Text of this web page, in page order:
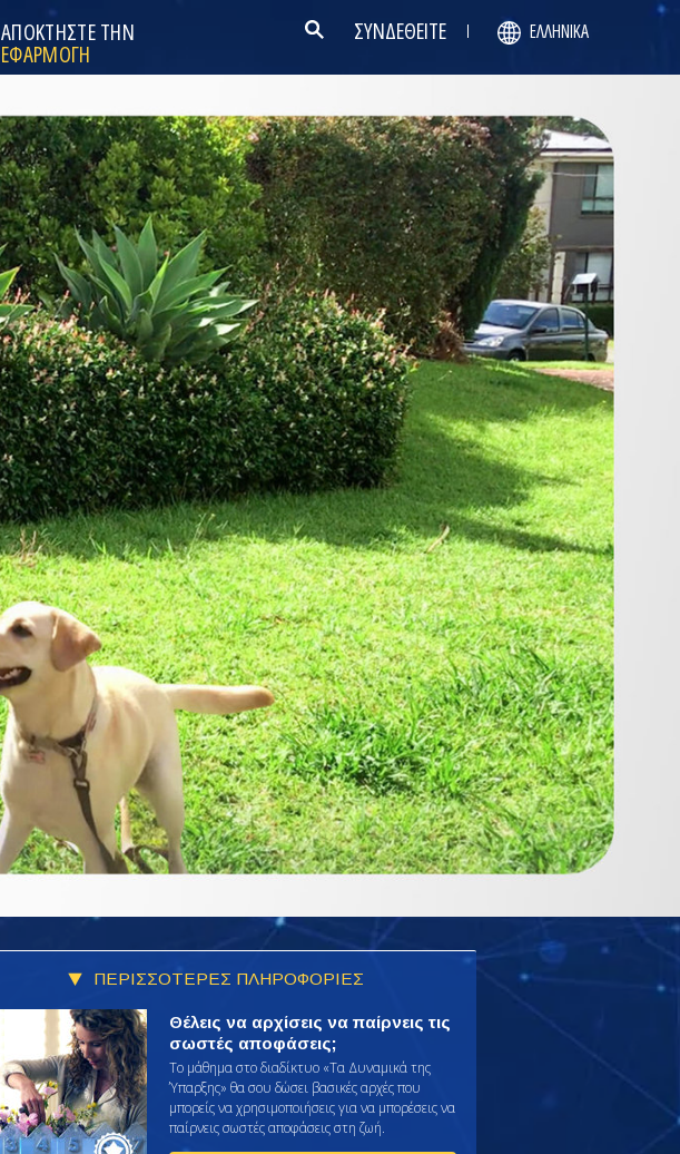
ΑΠΟΚΤΗΣΤΕ ΤΗΝ
ΕΦΑΡΜΟΓΗ
ΣΥΝΔΕΘΕΙΤΕ ΕΛΛΗΝΙΚΆ
ΠΕΡΙΣΣΟΤΕΡΕΣ ΠΛΗΡΟΦΟΡΙΕΣ
Θέλεις να αρχίσεις να παίρνεις τις
σωστές αποφάσεις;
Το μάθημα στο διαδίκτυο «Τα Δυναμικά της
Ύπαρξης» θα σου δώσει βασικές αρχές που
μπορείς να χρησιμοποιήσεις για να μπορέσεις να
παίρνεις σωστές αποφάσεις στη ζωή.